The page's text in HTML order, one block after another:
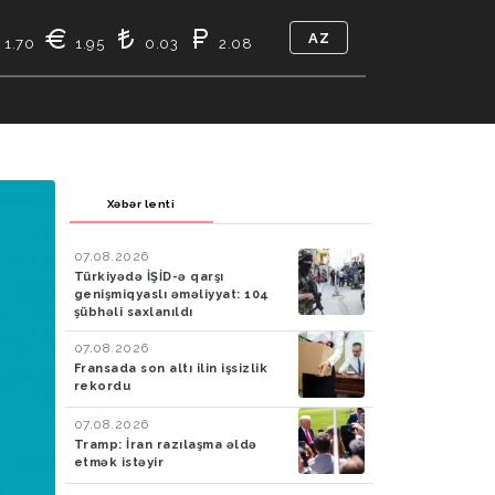
1.70 1.95 0.03 2.08 AZ
Xəbər lenti
07.08.2026
Türkiyədə İŞİD-ə qarşı
genişmiqyaslı əməliyyat: 104
şübhəli saxlanıldı
07.08.2026
Fransada son altı ilin işsizlik
rekordu
07.08.2026
Tramp: İran razılaşma əldə
etmək istəyir